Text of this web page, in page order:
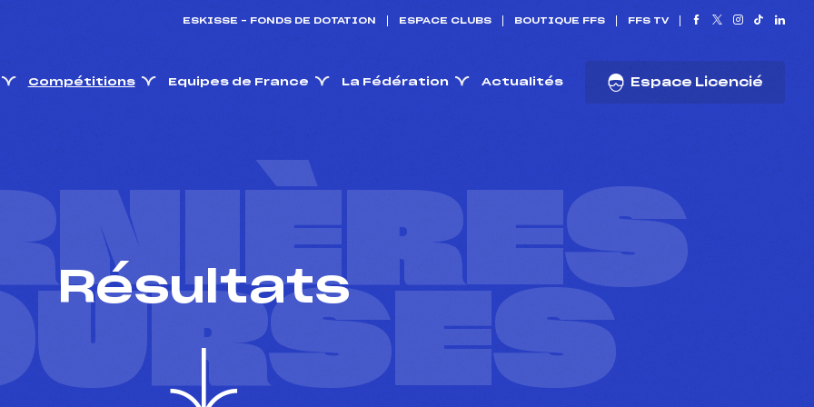
ESKISSE – FONDS DE DOTATION ESPACE CLUBS BOUTIQUE FFS FFS TV
Compétitions Equipes de France La Fédération Actualités Espace Licencié
Résultats